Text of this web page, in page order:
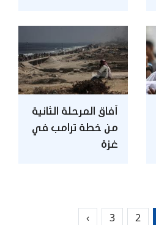
آفاق المرحلة الثانية
من خطة ترامب في
غزة
2
3
›